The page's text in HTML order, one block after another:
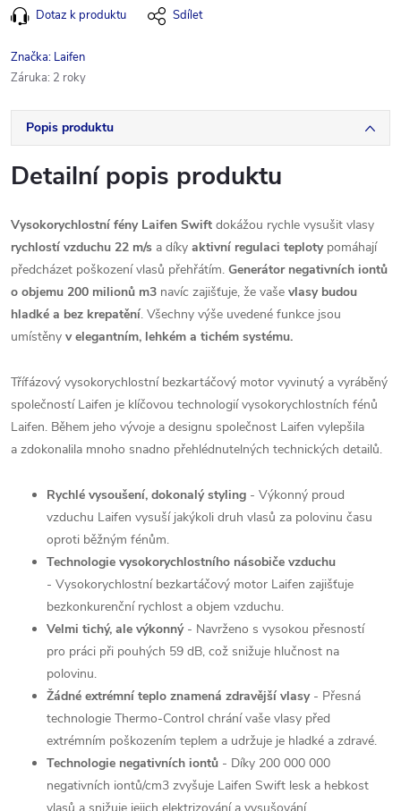
Dotaz k produktu Sdílet
Značka: Laifen
Záruka: 2 roky
Popis produktu
Detailní popis produktu
Vysokorychlostní fény Laifen Swift dokážou rychle vysušit vlasy
rychlostí vzduchu 22 m/s a díky aktivní regulaci teplotypomáhají
předcházet poškození vlasů přehřátím. Generátor negativních iontů
o objemu 200 milionů m3 navíc zajišťuje, že vaše vlasy budou
hladké a bez krepatění. Všechny výše uvedené funkce jsou
umístěny v elegantním, lehkém a tichém systému.
Třífázový vysokorychlostní bezkartáčový motor vyvinutý a vyráběný
společností Laifen je klíčovou technologií vysokorychlostních fénů
Laifen. Během jeho vývoje a designu společnost Laifen vylepšila
a zdokonalila mnoho snadno přehlédnutelných technických detailů.
Rychlé vysoušení, dokonalý styling - Výkonný proud
vzduchu Laifen vysuší jakýkoli druh vlasů za polovinu času
oproti běžným fénům.
Technologie vysokorychlostního násobiče vzduchu
- Vysokorychlostní bezkartáčový motor Laifen zajišťuje
bezkonkurenční rychlost a objem vzduchu.
Velmi tichý, ale výkonný- Navrženo s vysokou přesností
pro práci při pouhých 59 dB, což snižuje hlučnost na
polovinu.
Žádné extrémní teplo znamená zdravější vlasy- Přesná
technologie Thermo-Control chrání vaše vlasy před
extrémním poškozením teplem a udržuje je hladké a zdravé.
Technologie negativních iontů - Díky 200 000 000
negativních iontů/cm3 zvyšuje Laifen Swift lesk a hebkost